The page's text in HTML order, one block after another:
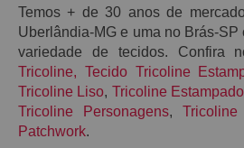
Temos + de 30 anos de
Uberlândia-MG e uma no Brás-SP
variedade de tecidos. Confira
Tricoline, Tecido Tricoline
Tricoline Liso, Tricoline Estampado
Tricoline Personagens,
Patchwork.